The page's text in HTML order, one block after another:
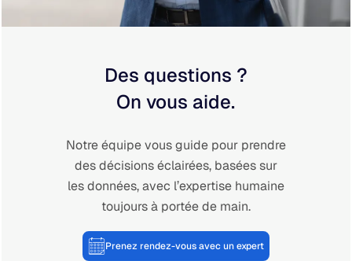
Des questions ?
On vous aide.
Notre équipe vous guide pour prendre
des décisions éclairées, basées sur
les données, avec l’expertise humaine
toujours à portée de main.
Prenez rendez-vous avec un expert